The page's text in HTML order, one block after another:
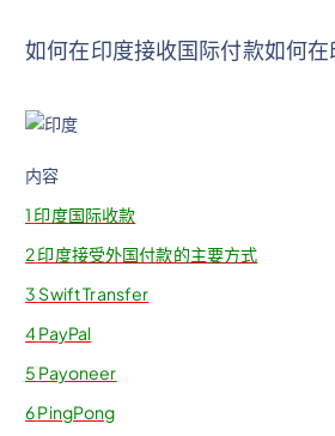
如何在印度接收国际付款如何
内容
1 印度国际收款
2印度接受外国付款的主要方式
3 Swift Transfer
4PayPal
5 Payoneer
6PingPong